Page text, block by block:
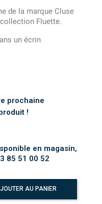
de la marque Cluse
Fluette.
un écrin
prochaine
!
en magasin,
85 51 00 52
AU PANIER